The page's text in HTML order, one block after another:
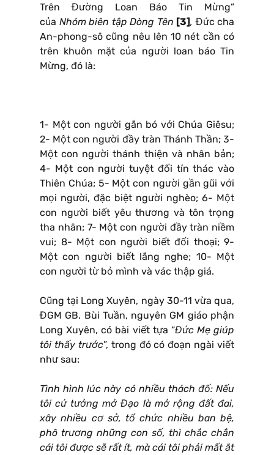
Trên Đường Loan Báo Tin Mừng”
của Nhóm biên tập Dòng Tên [3], Đức cha
An-phong-sô cũng nêu lên 10 nét cần có
trên khuôn mặt của người loan báo Tin
Mừng, đó là:
1- Một con người gắn bó với Chúa Giêsu;
2- Một con người đầy tràn Thánh Thần; 3-
Một con người thánh thiện và nhân bản;
4- Một con người tuyệt đối tín thác vào
Thiên Chúa; 5- Một con người gần gũi với
mọi người, đặc biệt người nghèo; 6- Một
con người biết yêu thương và tôn trọng
tha nhân; 7- Một con người đầy tràn niềm
vui; 8- Một con người biết đối thoại; 9-
Một con người biết lắng nghe; 10- Một
con người từ bỏ mình và vác thập giá.
Cũng tại Long Xuyên, ngày 30-11 vừa qua,
ĐGM GB. Bùi Tuần, nguyên GM giáo phận
Long Xuyên, có bài viết tựa “Đức Mẹ giúp
tôi thấy trước”, trong đó có đoạn ngài viết
như sau:
Tình hình lúc này có nhiều thách đố: Nếu
tôi cứ tưởng mở Đạo là mở rộng đất đai,
xây nhiều cơ sở, tổ chức nhiều ban bệ,
phô trương những con số, thì chắc chắn
cái tôi được sẽ rất ít, mà cái tôi phải mất ắt